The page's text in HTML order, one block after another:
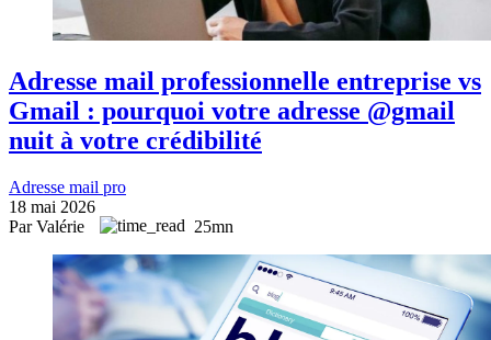
Adresse mail professionnelle entreprise vs
Gmail : pourquoi votre adresse @gmail
nuit à votre crédibilité
Adresse mail pro
18 mai 2026
Par Valérie
25mn